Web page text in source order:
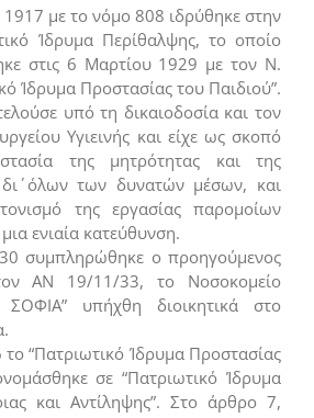
με το νόμο 808 ιδρύθηκε στην
Ίδρυμα Περίθαλψης, το οποίο
στις 6 Μαρτίου 1929 με τον Ν.
Ίδρυμα Προστασίας του Παιδιού”.
υπό τη δικαιοδοσία και τον
Υγιεινής και είχε ως σκοπό
της μητρότητας και της
δι΄ όλων των δυνατών μέσων, και
της εργασίας παρομοίων
ενιαία κατεύθυνση.
συμπληρώθηκε ο προηγούμενος
ΑΝ 19/11/33, το Νοσοκομείο
υπήχθη διοικητικά στο
“Πατριωτικό Ίδρυμα Προστασίας
σε “Πατριωτικό Ίδρυμα
και Αντίληψης”. Στο άρθρο 7,